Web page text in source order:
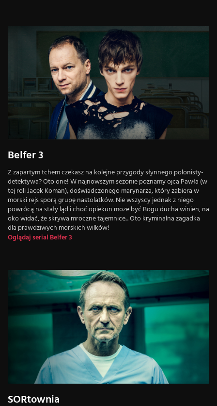
Belfer 3
Z zapartym tchem czekasz na kolejne przygody słynnego polonisty-
detektywa? Oto one! W najnowszym sezonie poznamy ojca Pawła (w
tej roli Jacek Koman), doświadczonego marynarza, który zabiera w
morski rejs sporą grupę nastolatków. Nie wszyscy jednak z niego
powrócą na stały ląd i choć opiekun może być Bogu ducha winien, na
oko widać, że skrywa mroczne tajemnice... Oto kryminalna zagadka
dla prawdziwych morskich wilków!
Oglądaj serial Belfer 3
SORtownia